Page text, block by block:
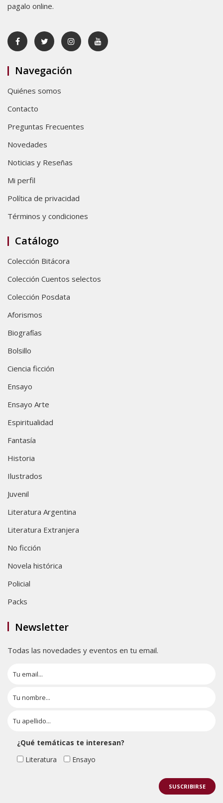
pagalo online.
Navegación
Quiénes somos
Contacto
Preguntas Frecuentes
Novedades
Noticias y Reseñas
Mi perfil
Política de privacidad
Términos y condiciones
Catálogo
Colección Bitácora
Colección Cuentos selectos
Colección Posdata
Aforismos
Biografías
Bolsillo
Ciencia ficción
Ensayo
Ensayo Arte
Espiritualidad
Fantasía
Historia
Ilustrados
Juvenil
Literatura Argentina
Literatura Extranjera
No ficción
Novela histórica
Policial
Packs
Newsletter
Todas las novedades y eventos en tu email.
¿Qué temáticas te interesan?
Literatura
Ensayo